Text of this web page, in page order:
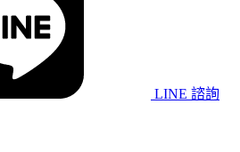
LINE 諮詢